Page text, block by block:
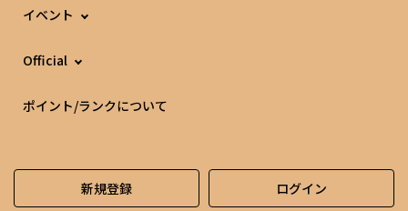
イベント
Official
ポイント/ランクについて
新規登録 ログイン